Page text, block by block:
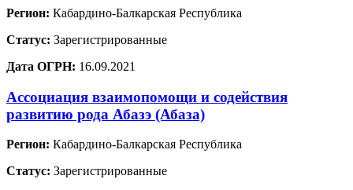
Регион: Кабардино-Балкарская Республика
Статус: Зарегистрированные
Дата ОГРН: 16.09.2021
Ассоциация взаимопомощи и содействия
развитию рода Абазэ (Абаза)
Регион: Кабардино-Балкарская Республика
Статус: Зарегистрированные